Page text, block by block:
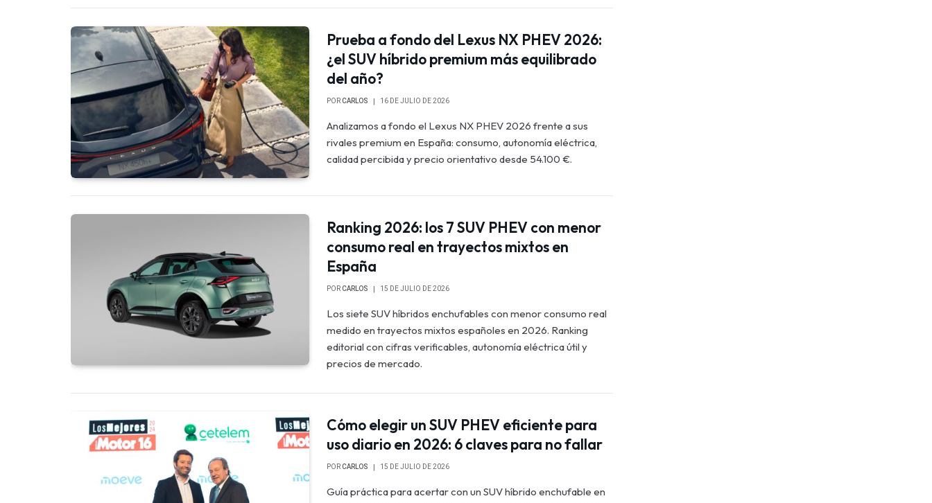
Prueba a fondo del Lexus NX PHEV 2026:
¿el SUV híbrido premium más equilibrado
del año?
PORCARLOS 16 DE JULIO DE 2026
Analizamos a fondo el Lexus NX PHEV 2026 frente a sus
rivales premium en España: consumo, autonomía eléctrica,
calidad percibida y precio orientativo desde 54.100 €.
Ranking 2026: los 7 SUV PHEV con menor
consumo real en trayectos mixtos en
España
PORCARLOS 15 DE JULIO DE 2026
Los siete SUV híbridos enchufables con menor consumo real
medido en trayectos mixtos españoles en 2026. Ranking
editorial con cifras verificables, autonomía eléctrica útil y
precios de mercado.
Cómo elegir un SUV PHEV eficiente para
uso diario en 2026: 6 claves para no fallar
PORCARLOS 15 DE JULIO DE 2026
Guía práctica para acertar con un SUV híbrido enchufable en